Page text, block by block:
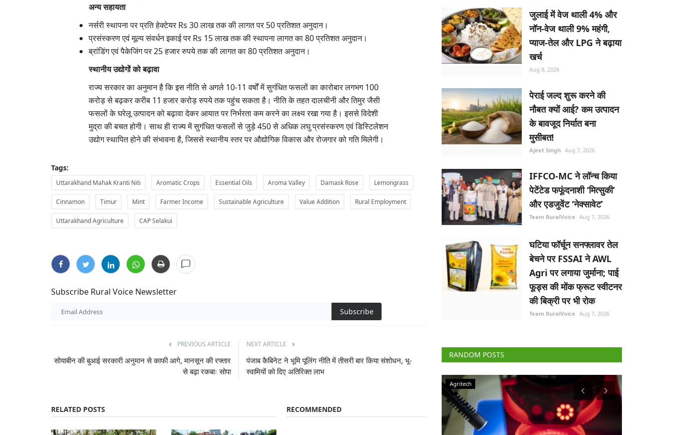
अन्य सहायता
नर्सरी स्थापना पर प्रति हेक्टेयर Rs 30 लाख तक की लागत पर 50 प्रतिशत अनुदान।
प्रसंस्करण एवं मूल्य संवर्धन इकाई पर Rs 15 लाख तक की स्थापना लागत का 80 प्रतिशत अनुदान।
ब्रांडिंग एवं पैकेजिंग पर 25 हजार रुपये तक की लागत का 80 प्रतिशत अनुदान।
स्थानीय उद्योगों को बढ़ावा
राज्य सरकार का अनुमान है कि इस नीति से अगले 10-11 वर्षों में सुगंधित फसलों का कारोबार लगभग 100
करोड़ से बढ़कर करीब 11 हजार करोड़ रुपये तक पहुंच सकता है। नीति के तहत दालचीनी और तिमुर जैसी
फसलों के घरेलू उत्पादन को बढ़ावा देकर आयात पर निर्भरता कम करने का लक्ष्य रखा गया है। इससे विदेशी
मुद्रा की बचत होगी। साथ ही राज्य में सुगंधित फसलों से जुड़े 450 से अधिक लघु प्रसंस्करण एवं डिस्टिलेशन
उद्योग स्थापित होने की संभावना है, जिससे स्थानीय स्तर पर औद्योगिक विकास और रोजगार को गति मिलेगी।
Tags:
Uttarakhand Mahak Kranti Niti Aromatic Crops Essential Oils Aroma Valley Damask Rose Lemongrass
Cinnamon Timur Mint Farmer Income Sustainable Agriculture Value Addition Rural Employment
Uttarakhand Agriculture CAP Selakui
Subscribe Rural Voice Newsletter
Subscribe
PREVIOUS ARTICLE
सोयाबीन की बुआई सरकारी अनुमान से काफी आगे, मानसून की रफ्तार
से बढ़ा रकबाः सोपा
NEXT ARTICLE
पंजाब कैबिनेट ने भूमि पूलिंग नीति में तीसरी बार किया संशोधन, भू-
स्वामियों को दिए अतिरिक्त लाभ
RELATED POSTS RECOMMENDED
जुलाई में वेज थाली 4% और
नॉन-वेज थाली 9% महंगी,
प्याज-तेल और LPG ने बढ़ाया
खर्च
Aug 8, 2026
पेराई जल्द शुरू करने की
नौबत क्यों आई? कम उत्पादन
के बावजूद निर्यात बना
मुसीबत!
Ajeet Singh Aug 7, 2026
IFFCO-MC ने लॉन्च किया
पेटेंटेड फफूंदनाशी ‘मित्सुकी’
और एडजुवेंट ‘नेक्सावेट’
Team RuralVoice Aug 7, 2026
घटिया फॉर्चून सनफ्लावर तेल
बेचने पर FSSAI ने AWL
Agri पर लगाया जुर्माना; पाई
फूड्स की मोंक फ्रूट स्वीटनर
की बिक्री पर भी रोक
Team RuralVoice Aug 7, 2026
RANDOM POSTS
Agriculture Conclave and NACOF Awards 2022